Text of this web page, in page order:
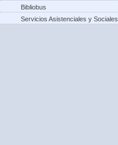
Bibliobus
Servicios Asistenciales y Sociales